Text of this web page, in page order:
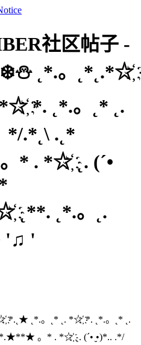
社区帖子 -
˛*.。˛*˛.*☆҉
*. ˛*.。˛* ˛.
.*˛\ .˛*
. *☆҉ ˛. (´•
˛**. ˛*.。˛.
'♫ '
*.˛★ ˛*.。˛* ˛. *☆҉ *. ˛*.。˛* ˛.
。* . *☆҉ ˛. (´• ̮•)*.. .*/